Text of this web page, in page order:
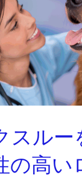
スルー
の高い